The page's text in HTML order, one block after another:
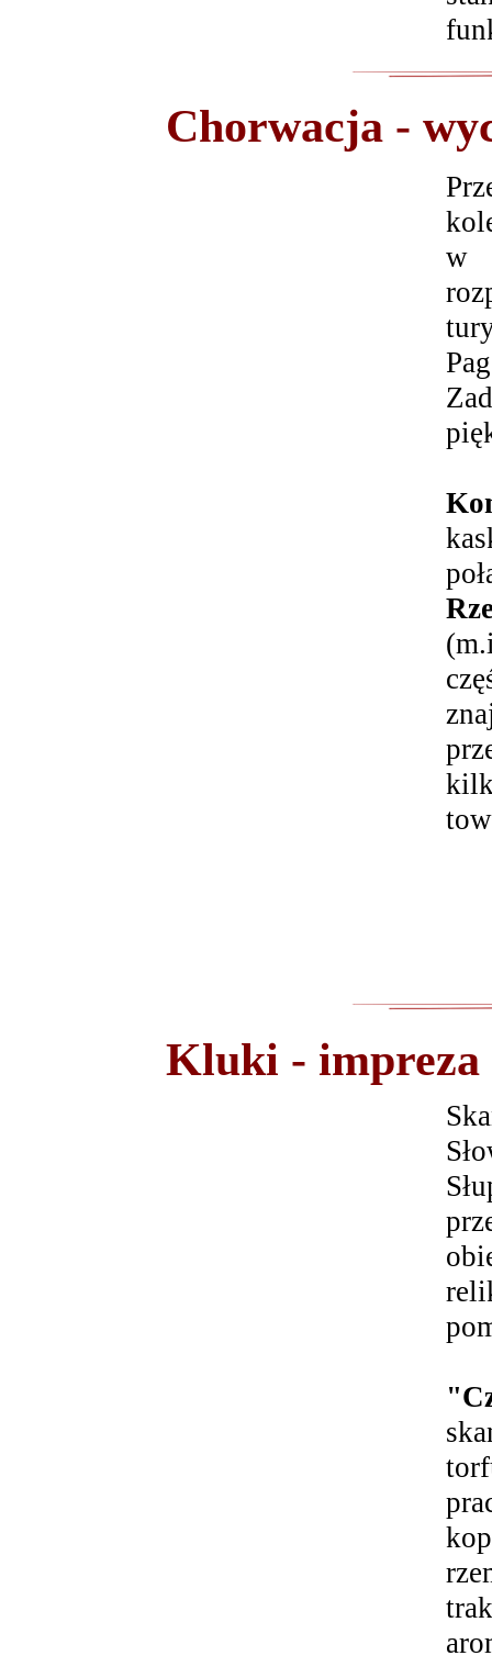
Chorwacja -
w
Kluki - impreza